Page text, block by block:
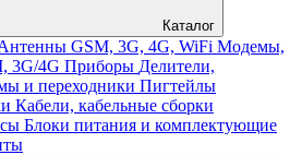
Каталог
GSM, 3G, 4G, WiFi Модемы,
3G/4G Приборы Делители,
и переходники Пигтейлы
Кабели, кабельные сборки
Блоки питания и комплектующие